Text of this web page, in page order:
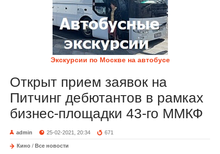
Экскурсии по Москве на автобусе
Открыт прием заявок на
Питчинг дебютантов в рамках
бизнес-площадки 43-го ММКФ
admin 25-02-2021, 20:34 671
Кино / Все новости